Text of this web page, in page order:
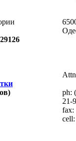
29126
ph:
21-
fax:
cell: